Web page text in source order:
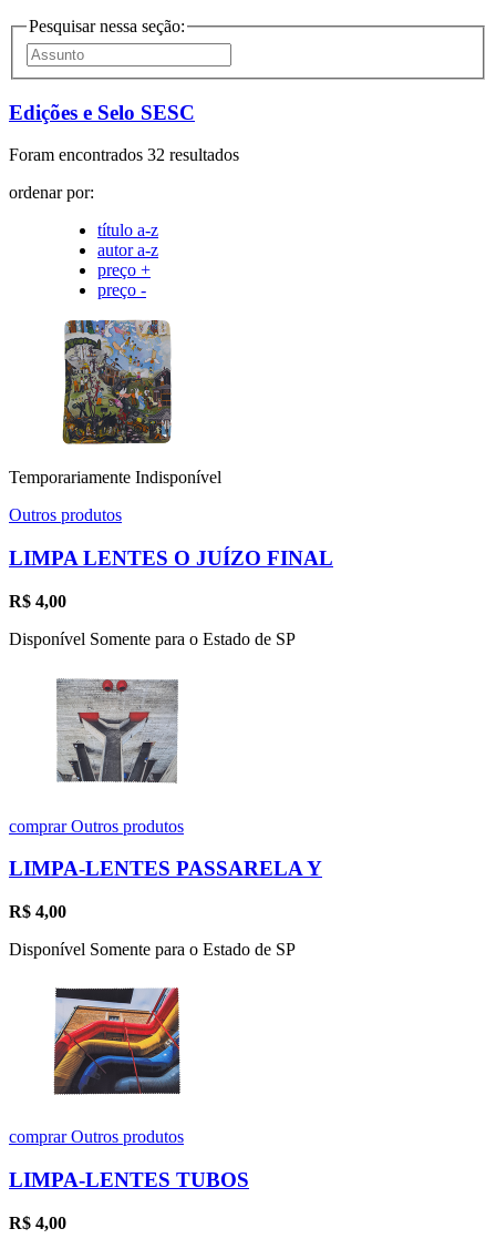
Pesquisar nessa seção:
Edições e Selo SESC
Foram encontrados 32 resultados
ordenar por:
título a-z
autor a-z
preço +
preço -
Temporariamente Indisponível
Outros produtos
LIMPA LENTES O JUÍZO FINAL
R$ 4,00
Disponível Somente para o Estado de SP
comprarOutros produtos
LIMPA-LENTES PASSARELA Y
R$ 4,00
Disponível Somente para o Estado de SP
comprarOutros produtos
LIMPA-LENTES TUBOS
R$ 4,00